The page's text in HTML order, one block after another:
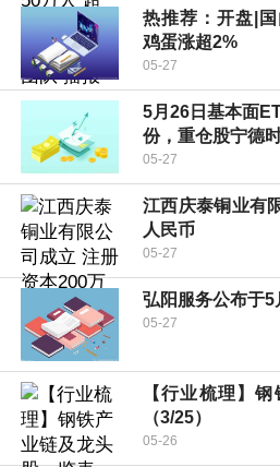
热推荐：开盘|
鸡蛋涨超2%
05-27
5月26日基本面
份，重仓股宁德
05-27
江西庆泰铜业有
人民币
05-27
弘阳服务公布于
05-27
【行业梳理】
（3/25）
05-26